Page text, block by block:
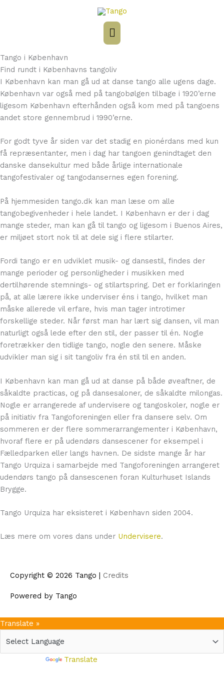
Hovedmenu
Tango i København
Find rundt i Københavns tangoliv
I København kan man gå ud at danse tango alle ugens dage.
København var også med på tangobølgen tilbage i 1920’erne
ligesom København efterhånden også kom med på tangoens
andet store gennembrud i 1990’erne.
For godt tyve år siden var det stadig en pionérdans med kun
få repræsentanter, men i dag har tangoen genindtaget den
danske dansekultur med både årlige internationale
tangofestivaler og tangodansernes egen forening.
På hjemmesiden tango.dk kan man læse om alle
tangobegivenheder i hele landet. I København er der i dag
mange steder, man kan gå til tango og ligesom i Buenos Aires,
er miljøet stort nok til at dele sig i flere stilarter.
Fordi tango er en udviklet musik- og dansestil, findes der
mange perioder og personligheder i musikken med
dertilhørende stemnings- og stilartspring. Det er forklaringen
på, at alle lærere ikke underviser éns i tango, hvilket man
måske allerede vil erfare, hvis man tager introtimer
forskellige steder. Når først man har lært sig dansen, vil man
naturligt også lede efter den stil, der passer til én. Nogle
foretrækker den tidlige tango, nogle den senere. Måske
udvikler man sig i sit tangoliv fra én stil til en anden.
I København kan man gå ud at danse på både øveaftner, de
såkaldte practicas, og på dansesaloner, de såkaldte milongas.
Nogle er arrangerede af undervisere og tangoskoler, nogle er
på initiativ fra Tangoforeningen eller fra dansere selv. Om
sommeren er der flere sommerarrangementer i København,
hvoraf flere er på udendørs dansescener for eksempel i
Fælledparken eller langs havnen. De sidste mange år har
Tango Urquiza i samarbejde med Tangoforeningen arrangeret
udendørs tango på dansescenen foran Kulturhuset Islands
Brygge.
Tango Urquiza har eksisteret i København siden 2004.
Læs mere om vores dans under Undervisere.
Copyright © 2026 Tango | Credits
Powered by Tango
Translate »
Translate